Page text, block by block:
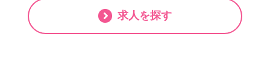
求人を探す